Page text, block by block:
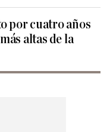
por cuatro años
altas de la